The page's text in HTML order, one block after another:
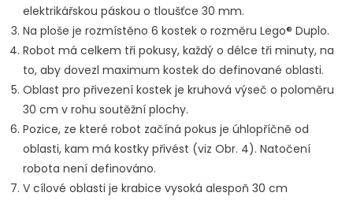
elektrikářskou páskou o tloušťce 30 mm.
Na ploše je rozmístěno 6 kostek o rozměru Lego® Duplo.
Robot má celkem tři pokusy, každý o délce tři minuty, na
to, aby dovezl maximum kostek do definované oblasti.
Oblast pro přivezení kostek je kruhová výseč o poloměru
30 cm v rohu soutěžní plochy.
Pozice, ze které robot začíná pokus je úhlopříčně od
oblasti, kam má kostky přivést (viz Obr. 4). Natočení
robota není definováno.
V cílové oblasti je krabice vysoká alespoň 30 cm